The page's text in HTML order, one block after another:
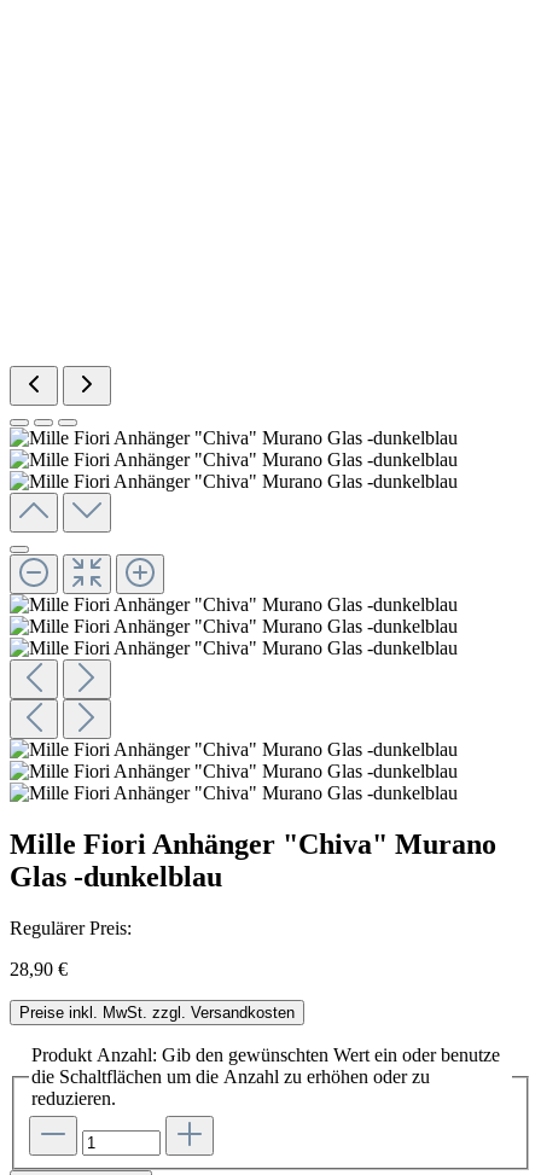
Mille Fiori Anhänger "Chiva" Murano
Glas -dunkelblau
Regulärer Preis:
28,90 €
Preise inkl. MwSt. zzgl. Versandkosten
Produkt Anzahl: Gib den gewünschten Wert ein oder benutze
die Schaltflächen um die Anzahl zu erhöhen oder zu
reduzieren.